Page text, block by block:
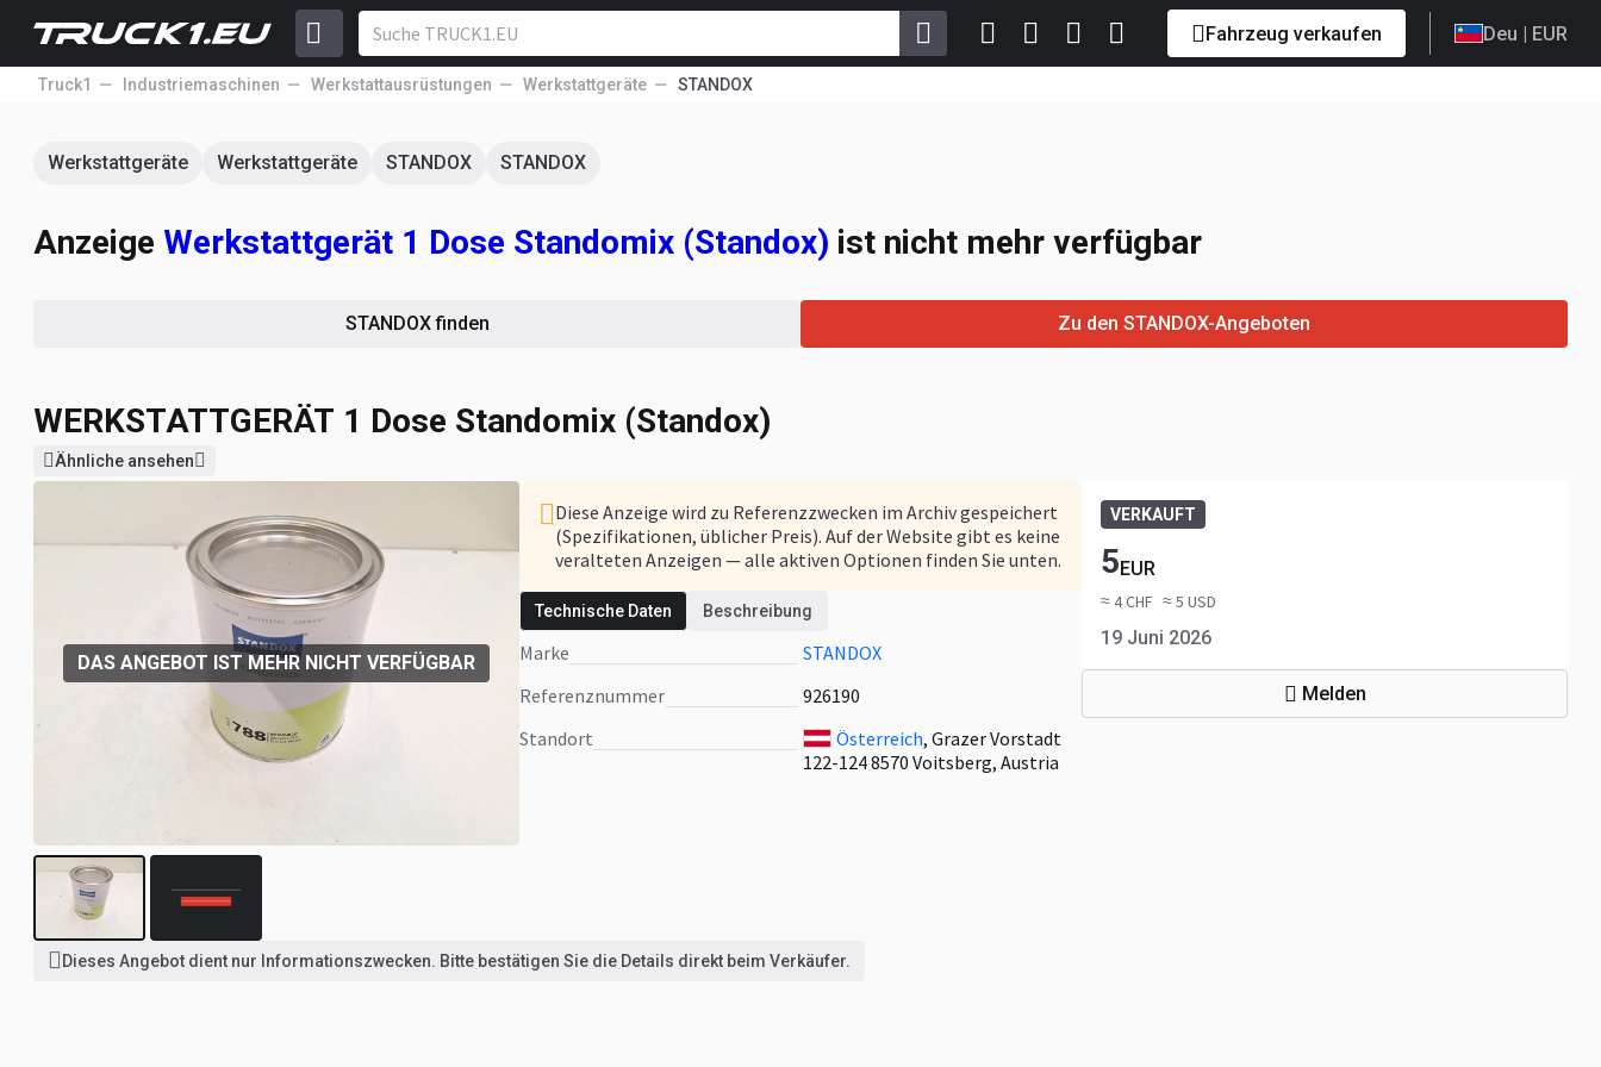
Fahrzeug verkaufen Deu | EUR
Truck1 Industriemaschinen Werkstattausrüstungen Werkstattgeräte STANDOX
Werkstattgeräte Werkstattgeräte STANDOX STANDOX
Anzeige Werkstattgerät 1 Dose Stan­do­mix (Standox) ist nicht mehr verfügbar
STANDOX finden Zu den STANDOX-Angeboten
WERKSTATTGERÄT 1 Dose Stan­do­mix (Standox)
Ähnliche ansehen
DAS ANGEBOT IST MEHR NICHT VERFÜGBAR
Es gibt andere ähnliche Anzeigen
Diese Anzeige wird zu Referenzzwecken im Archiv gespeichert
(Spezifikationen, üblicher Preis). Auf der Website gibt es keine
veralteten Anzeigen — alle aktiven Optionen finden Sie unten.
Technische Daten Beschreibung
Marke
STANDOX
Referenznummer
926190
Standort
Österreich, Grazer Vorstadt
122-124 8570 Voitsberg, Austria
Dieses Angebot dient nur Informationszwecken. Bitte bestätigen Sie die Details direkt beim Verkäufer.
VERKAUFT
5EUR
≈ 4 CHF ≈ 5 USD
19 Juni 2026
Melden